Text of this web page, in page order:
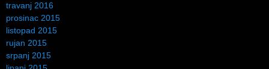
travanj 2016
prosinac 2015
listopad 2015
rujan 2015
srpanj 2015